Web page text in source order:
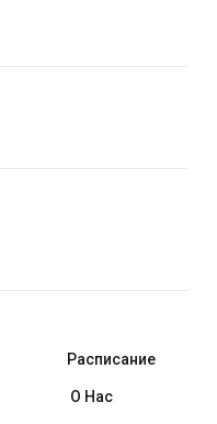
Расписание
О Нас